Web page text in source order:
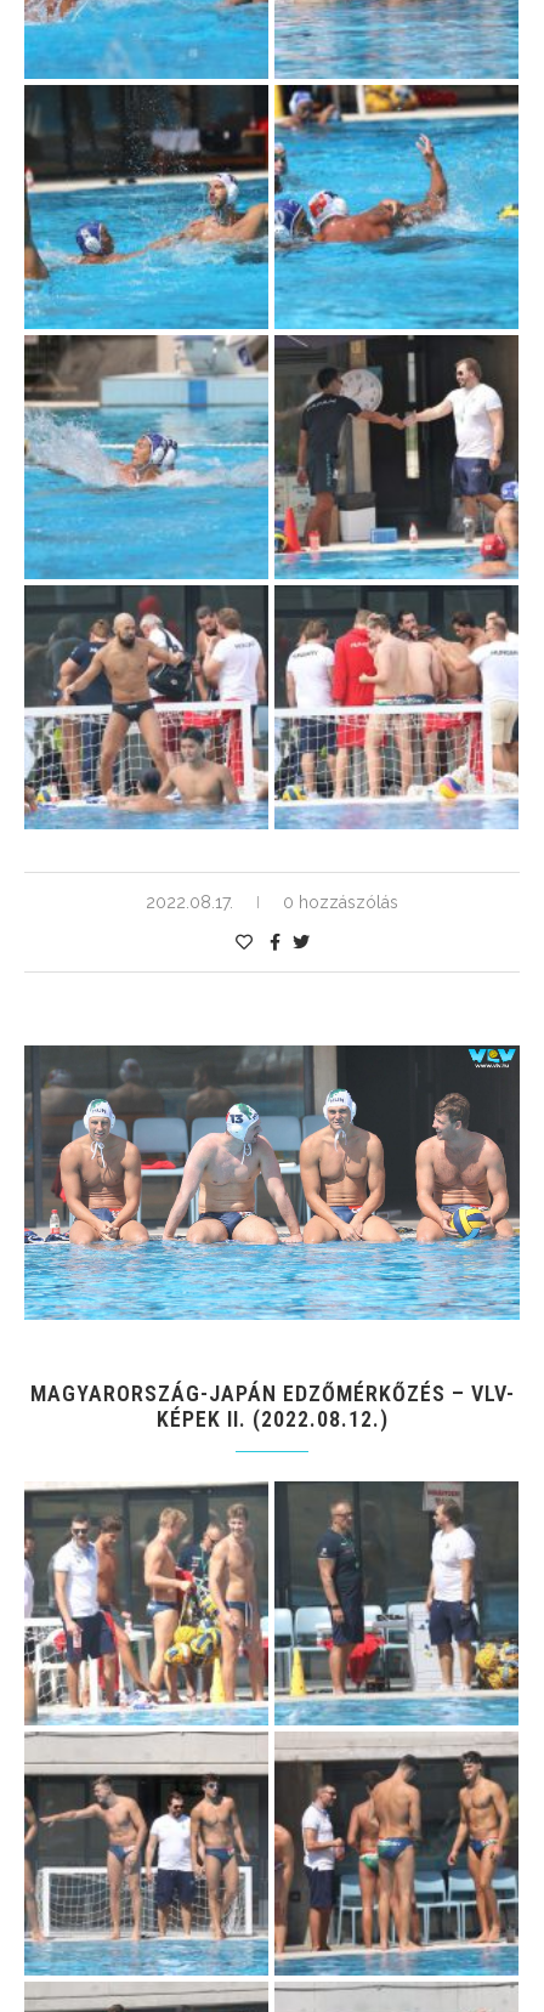
2022.08.17. 0 hozzászólás
MAGYARORSZÁG-JAPÁN EDZŐMÉRKŐZÉS – VLV-
KÉPEK II. (2022.08.12.)